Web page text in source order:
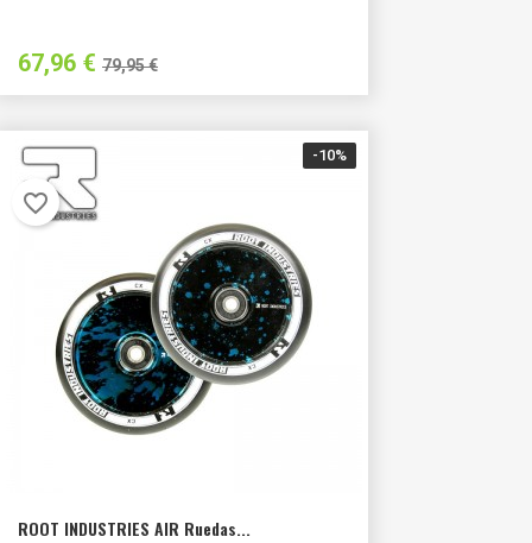
Precio
67,96 € Precio
79,95 €
-10%
favorite_border
ROOT INDUSTRIES AIR Ruedas...